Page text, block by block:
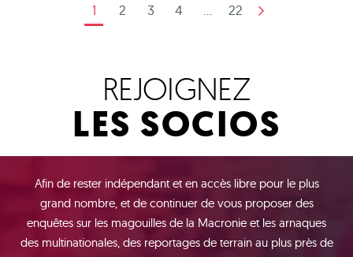
1 2 3 4 22
REJOIGNEZ
LES SOCIOS
Afin de rester indépendant et en accès libre pour le plus
grand nombre, et de continuer de vous proposer des
enquêtes sur les magouilles de la Macronie et les arnaques
des multinationales, des reportages de terrain au plus près de